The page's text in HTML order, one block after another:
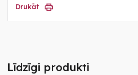
Drukāt
Līdzīgi produkti